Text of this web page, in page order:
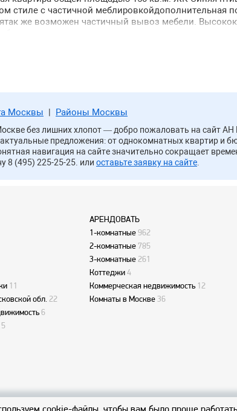
стиле с частичной меблировкойдополнительная
же возможен частичный вывоз мебели.
Обои Охрана территории дома Сплит-система. НА
Москвы | Районы Москвы
без лишних хлопот — добро пожаловать на сайт
предложения: от однокомнатных квартир и
навигация на сайте значительно сокращает
8 (495) 225-25-25. или оставьте заявку на сайте
11
обл. 22
6
5
АРЕНДОВАТЬ
1-комнатные962
2-комнатные785
3-комнатные 261
Коттеджи4
Коммерческая недвижимость 12
Комнаты в Москве 36